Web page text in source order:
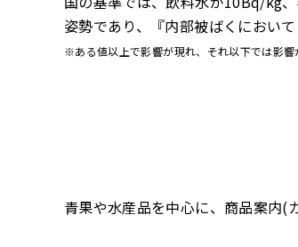
姿勢であり、『内部被ばくにおい
※ある値以上で影響が現れ、それ以下では影響
青果や水産品を中心に、商品案内(